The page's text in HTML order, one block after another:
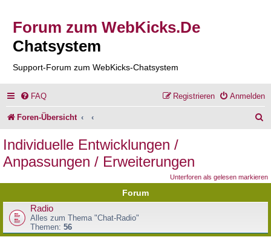
Forum zum WebKicks.De
Chatsystem
Support-Forum zum WebKicks-Chatsystem
FAQ Anmelden
Registrieren
Foren-Übersicht
Individuelle Entwicklungen /
Anpassungen / Erweiterungen
Unterforen als gelesen markieren
Forum
Radio
Alles zum Thema "Chat-Radio"
Themen: 56